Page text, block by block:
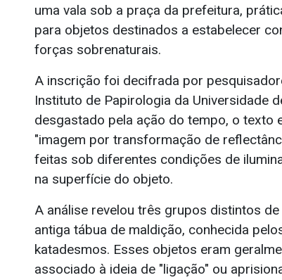
uma vala sob a praça da prefeitura,
para objetos destinados a estabelecer
forças sobrenaturais.
A inscrição foi decifrada por
Instituto de Papirologia da Universidade
desgastado pela ação do tempo, o texto
"imagem por transformação de
feitas sob diferentes condições de
na superfície do objeto.
A análise revelou três grupos distintos
antiga tábua de maldição, conhecida
katadesmos. Esses objetos eram
associado à ideia de "ligação" ou